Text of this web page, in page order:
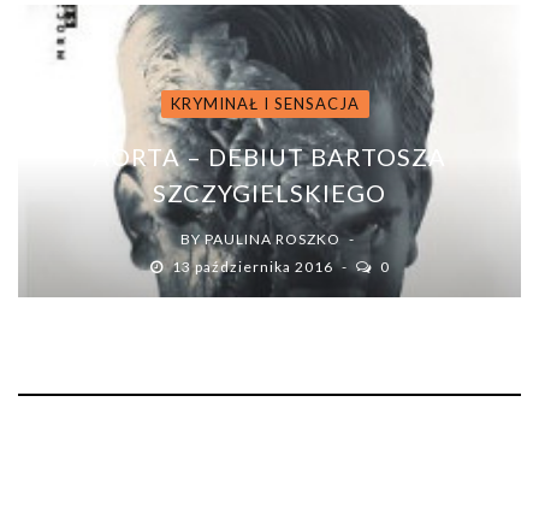
KRYMINAŁ I SENSACJA
AORTA – DEBIUT BARTOSZA
SZCZYGIELSKIEGO
BYPAULINA ROSZKO
13 października 2016
0